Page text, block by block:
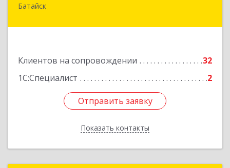
Батайск
Клиентов на сопровождении
32
1С:Специалист
2
Отправить заявку
Показать контакты
346880, Ростовская обл, Батайск г, Фермерская
Отправить заявку
Назад